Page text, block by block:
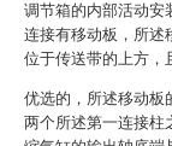
调节箱的内部活动安
连接有移动板，所述
位于传送带的上方，
优选的，所述移动板
两个所述第一连接柱